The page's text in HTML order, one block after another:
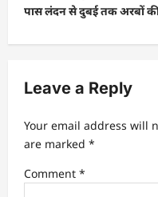
पास लंदन से दुबई तक अरबों
Leave a Reply
Your email address will
are marked *
Comment *